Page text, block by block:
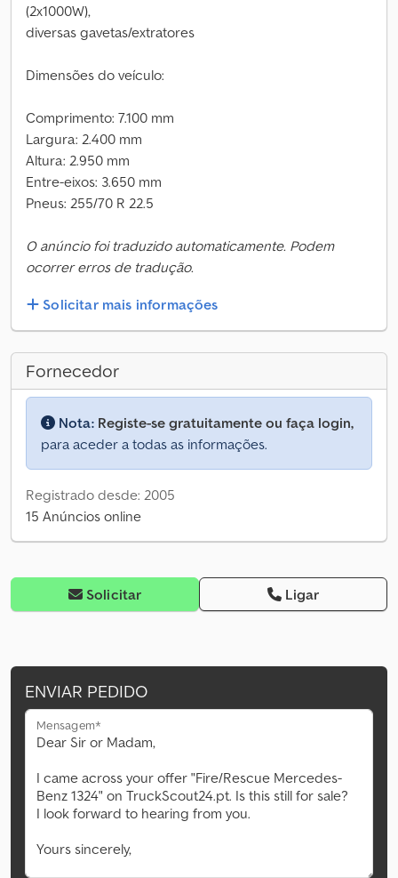
(2x1000W),
diversas gavetas/extratores
Dimensões do veículo:
Comprimento: 7.100 mm
Largura: 2.400 mm
Altura: 2.950 mm
Entre-eixos: 3.650 mm
Pneus: 255/70 R 22.5
O anúncio foi traduzido automaticamente. Podem
ocorrer erros de tradução.
Solicitar mais informações
Fornecedor
Nota: Registe-se gratuitamente ou faça login,
para aceder a todas as informações.
Registrado desde: 2005
15 Anúncios online
Solicitar Ligar
ENVIAR PEDIDO
Mensagem*